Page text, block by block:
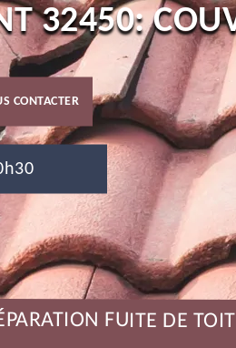
32450:
CONTACTER
FUITE DE